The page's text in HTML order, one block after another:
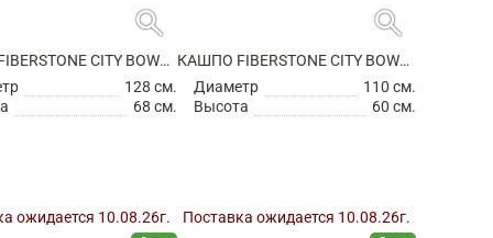
search
КАШПО FIBERSTONE CITY BOWL L GREY
128 см.
68 см.
ожидается 10.08.26г.
search
КАШПО FIBERSTONE CITY BOWL M BLACK
Диаметр
110 см.
Высота
60 см.
Поставка ожидается 10.08.26г.